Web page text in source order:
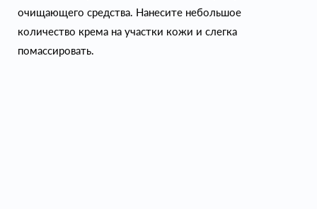
очищающего средства. Нанесите небольшое
количество крема на участки кожи и слегка
помассировать.